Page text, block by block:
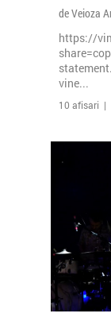
de Veioza
https://
vine...
10 afisari |